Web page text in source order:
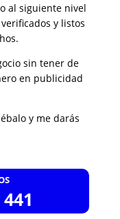
al siguiente nivel
y listos
sin tener de
en publicidad
y me darás